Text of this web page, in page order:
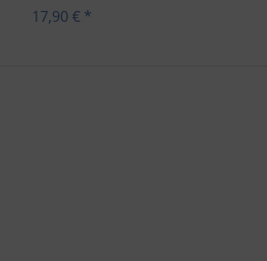
17,90 € *